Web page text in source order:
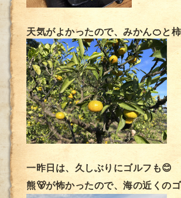
天気がよかったので、みかん🍊と
一昨日は、久しぶりにゴルフも😊
熊🐻が怖かったので、海の近くの